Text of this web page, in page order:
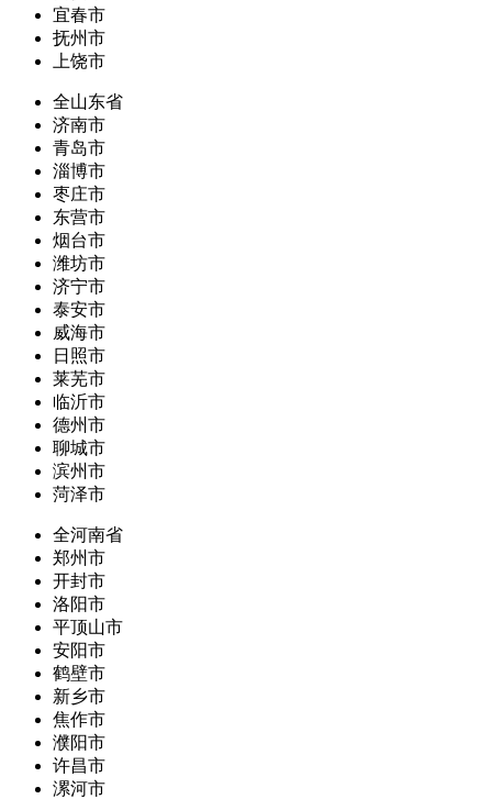
宜春市
抚州市
上饶市
全山东省
济南市
青岛市
淄博市
枣庄市
东营市
烟台市
潍坊市
济宁市
泰安市
威海市
日照市
莱芜市
临沂市
德州市
聊城市
滨州市
菏泽市
全河南省
郑州市
开封市
洛阳市
平顶山市
安阳市
鹤壁市
新乡市
焦作市
濮阳市
许昌市
漯河市